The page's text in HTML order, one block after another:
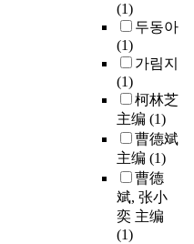
(1)
두동아
(1)
가림지
(1)
柯林芝
主编 (1)
曹德斌
主编 (1)
曹德
斌, 张小
奕 主编
(1)